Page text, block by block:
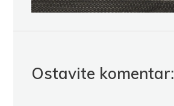
Ostavite komentar: